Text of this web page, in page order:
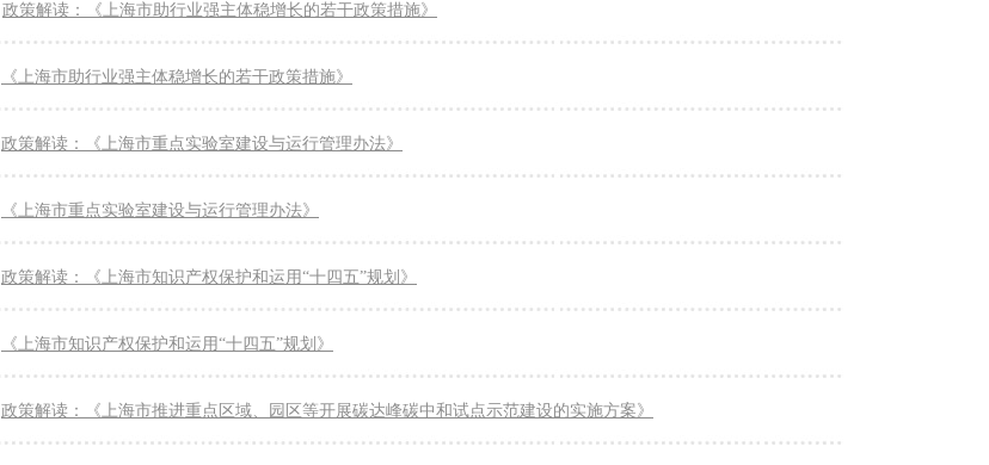
政策解读：《上海市助行业强主体稳增长的若干政策措施》
《上海市助行业强主体稳增长的若干政策措施》
政策解读：《上海市重点实验室建设与运行管理办法》
《上海市重点实验室建设与运行管理办法》
政策解读：《上海市知识产权保护和运用“十四五”规划》
《上海市知识产权保护和运用“十四五”规划》
政策解读：《上海市推进重点区域、园区等开展碳达峰碳中和试点示范建设的实施方案》